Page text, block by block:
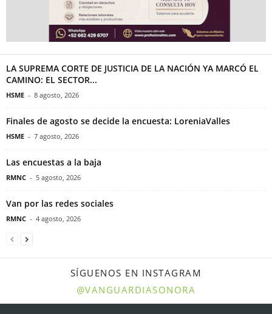
LA SUPREMA CORTE DE JUSTICIA DE LA NACIÓN YA MARCÓ EL
CAMINO: EL SECTOR...
HSME - 8 agosto, 2026
Finales de agosto se decide la encuesta: LoreniaValles
HSME - 7 agosto, 2026
Las encuestas a la baja
RMNC - 5 agosto, 2026
Van por las redes sociales
RMNC - 4 agosto, 2026
SÍGUENOS EN INSTAGRAM
@VANGUARDIASONORA